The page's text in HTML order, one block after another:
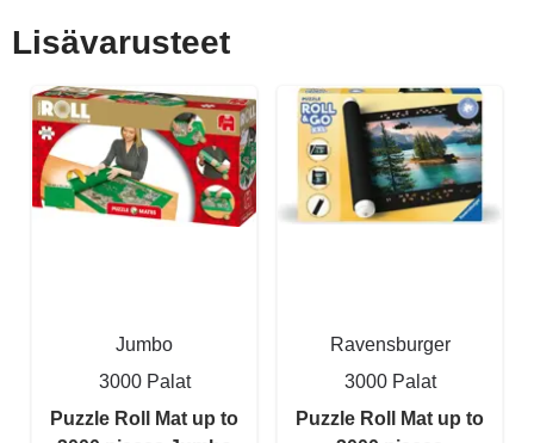
Lisävarusteet
Jumbo
3000 Palat
Puzzle Roll Mat up to
Ravensburger
3000 Palat
Puzzle Roll Mat up to